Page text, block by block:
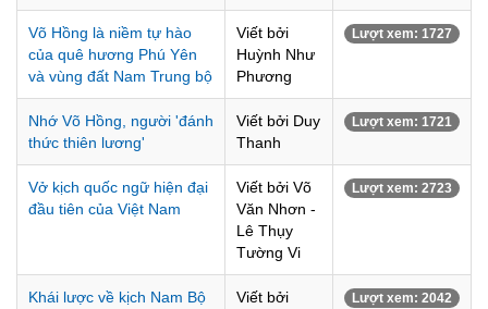
Võ Hồng là niềm tự hào
của quê hương Phú Yên
và vùng đất Nam Trung bộ
Viết bởi
Huỳnh Như
Phương
Lượt xem: 1727
Nhớ Võ Hồng, người 'đánh
thức thiên lương'
Viết bởi Duy
Thanh
Lượt xem: 1721
Vở kịch quốc ngữ hiện đại
đầu tiên của Việt Nam
Viết bởi Võ
Văn Nhơn -
Lê Thụy
Tường Vi
Lượt xem: 2723
Khái lược về kịch Nam Bộ
Viết bởi
Lượt xem: 2042